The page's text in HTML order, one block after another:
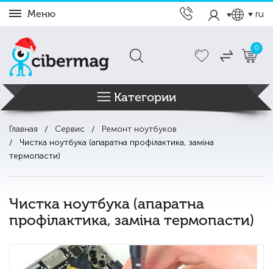
Меню ru
0
Категории
Главная Сервис
Ремонт ноутбуков
Чистка ноутбука (апаратна профілактика, заміна
термопасти)
Чистка ноутбука (апаратна
профілактика, заміна термопасти)